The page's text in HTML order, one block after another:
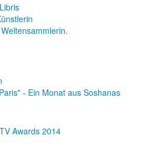
- Ein Monat aus Soshanas
Awards 2014